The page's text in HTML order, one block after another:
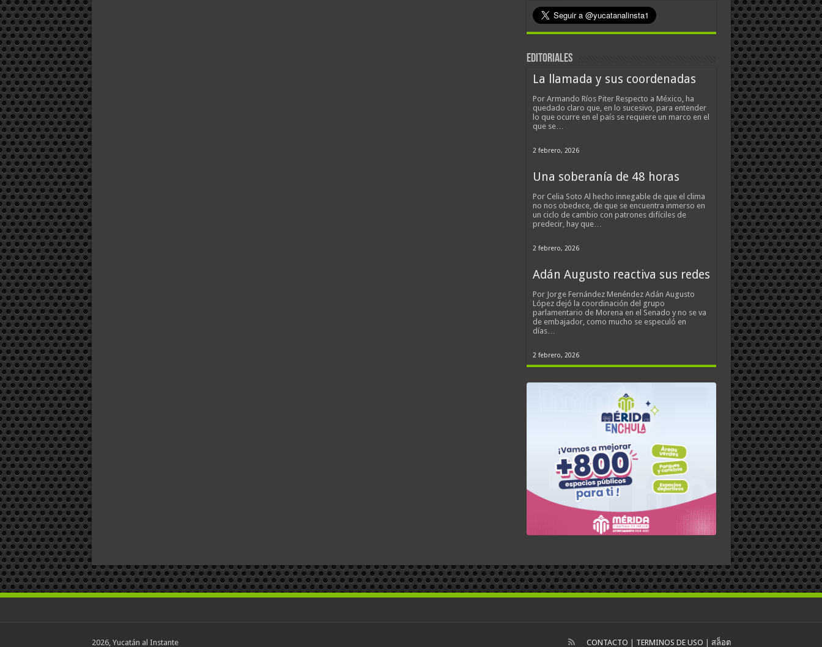
EDITORIALES
La llamada y sus coordenadas
Por Armando Ríos Piter Respecto a México, ha
quedado claro que, en lo sucesivo, para entender
lo que ocurre en el país se requiere un marco en el
que se…
2 febrero, 2026
Una soberanía de 48 horas
Por Celia Soto Al hecho innegable de que el clima
no nos obedece, de que se encuentra inmerso en
un ciclo de cambio con patrones difíciles de
predecir, hay que…
2 febrero, 2026
Adán Augusto reactiva sus redes
Por Jorge Fernández Menéndez Adán Augusto
López dejó la coordinación del grupo
parlamentario de Morena en el Senado y no se va
de embajador, como mucho se especuló en
días…
2 febrero, 2026
CONTACTO TERMINOS DE USO สล็อต
2026, Yucatán al Instante